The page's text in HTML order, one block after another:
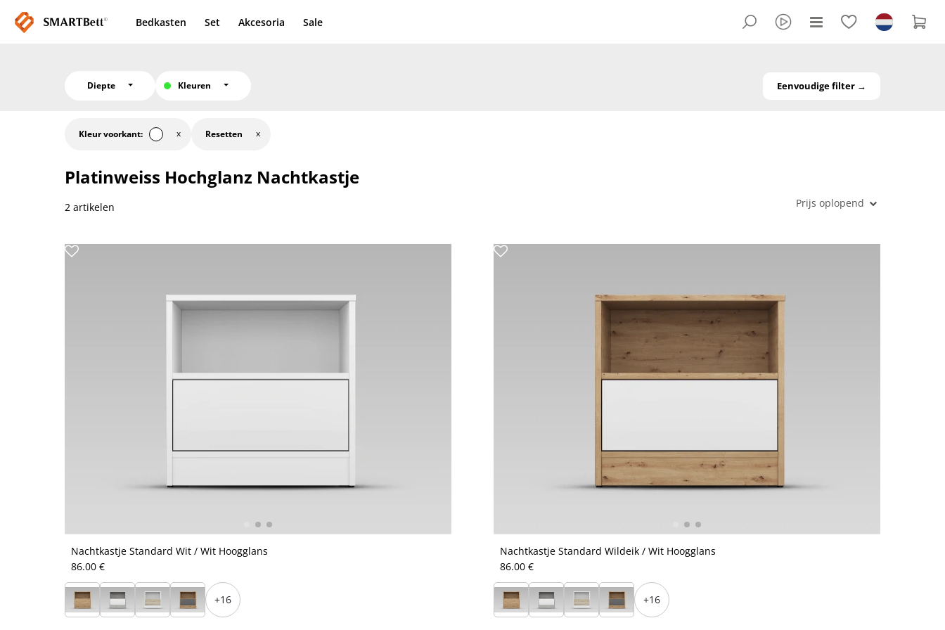
Bedkasten Set Akcesoria Sale
Diepte Kleuren Eenvoudige filter →
Kleur voorkant: Resetten
Platinweiss Hochglanz Nachtkastje
Prijs oplopend
2 artikelen
Nachtkastje Standard Wit / Wit Hoogglans
86.00 €
+16
Nachtkastje Standard Wildeik / Wit Hoogglans
86.00 €
+16